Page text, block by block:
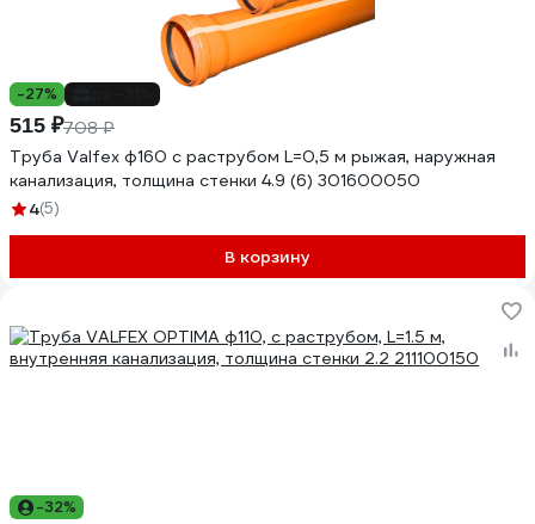
-27%
515 ₽708 ₽
Труба Valfex ф160 с раструбом L=0,5 м рыжая, наружная
канализация, толщина стенки 4.9 (6) 301600050
4(5)
В корзину
-32%